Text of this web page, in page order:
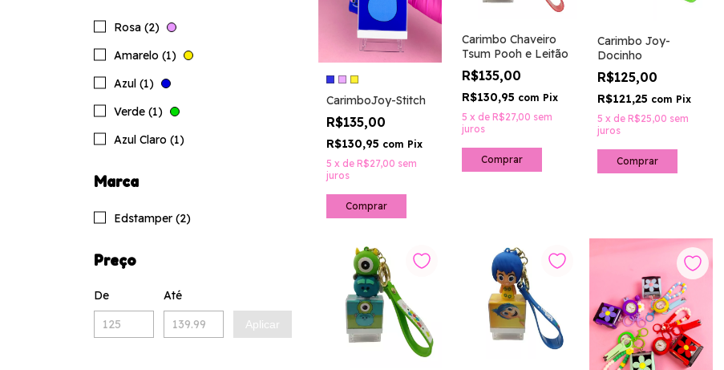
Rosa (2)
Amarelo (1)
Azul (1)
Verde (1)
Azul Claro (1)
Marca
Edstamper (2)
Preço
De Até
Aplicar
CarimboJoy-Stitch
R$135,00
R$130,95 com Pix
5 x de R$27,00 sem
juros
Comprar
Carimbo Chaveiro
Tsum Pooh e Leitão
R$135,00
R$130,95 com Pix
5 x de R$27,00 sem
juros
Carimbo Joy-
Docinho
R$125,00
R$121,25 com Pix
5 x de R$25,00 sem
juros